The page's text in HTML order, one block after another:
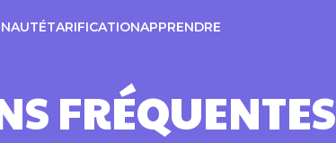
TARIFICATIONAPPRENDRE
FRÉQUENTES